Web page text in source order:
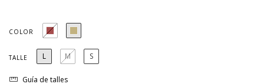
COLOR
TALLE L M S
Guía de talles